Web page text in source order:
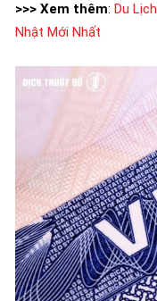
>>> Xem thêm: Du
Nhật Mới Nhất